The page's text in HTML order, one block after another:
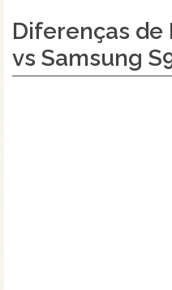
Diferenças de
vs Samsung